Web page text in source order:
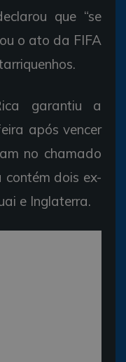
que “se
o ato da FIFA
garantiu a
após vencer
no chamado
dois ex-
e Inglaterra.